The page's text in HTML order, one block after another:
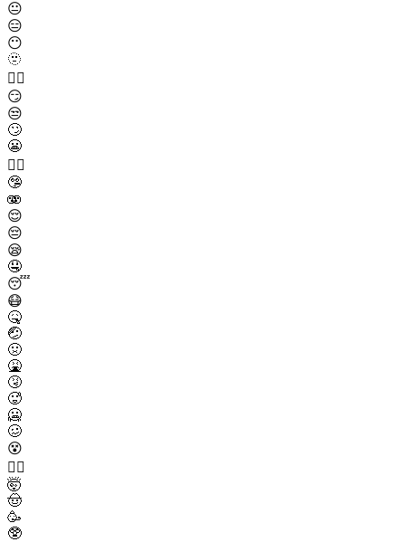
😐
😑
😶
🫥
😶‍🌫️
😏
😒
🙄
😬
😮‍💨
🤥
🫨
😌
😔
😪
🤤
😴
😷
🤒
🤕
🤢
🤮
🤧
🥵
🥶
🥴
😵
😵‍💫
🤯
🤠
🥳
🥸